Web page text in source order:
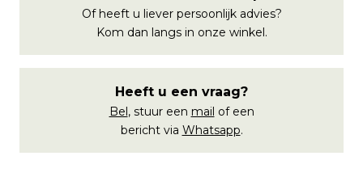
Of heeft u liever persoonlijk advies?
Kom dan langs in onze winkel.
Heeft u een vraag?
Bel, stuur een mail of een
bericht via Whatsapp.